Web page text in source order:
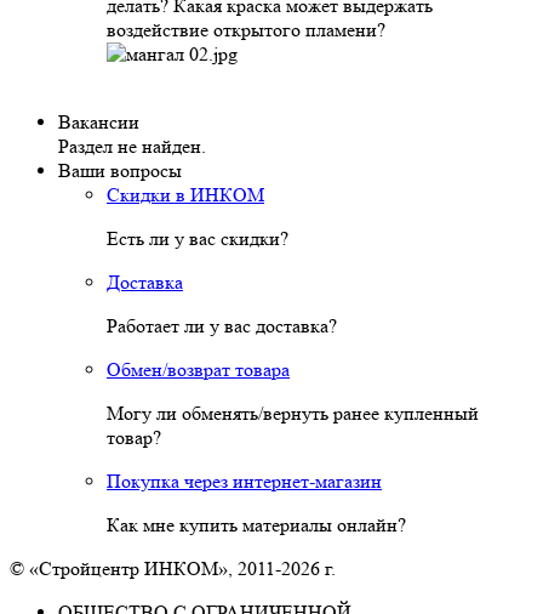
делать? Какая краска может выдержать
воздействие открытого пламени?
Вакансии
Раздел не найден.
Ваши вопросы
Скидки в ИНКОМ
Есть ли у вас скидки?
Доставка
Работает ли у вас доставка?
Обмен/возврат товара
Могу ли обменять/вернуть ранее купленный
товар?
Покупка через интернет-магазин
Как мне купить материалы онлайн?
© «Стройцентр ИНКОМ», 2011-2026 г.